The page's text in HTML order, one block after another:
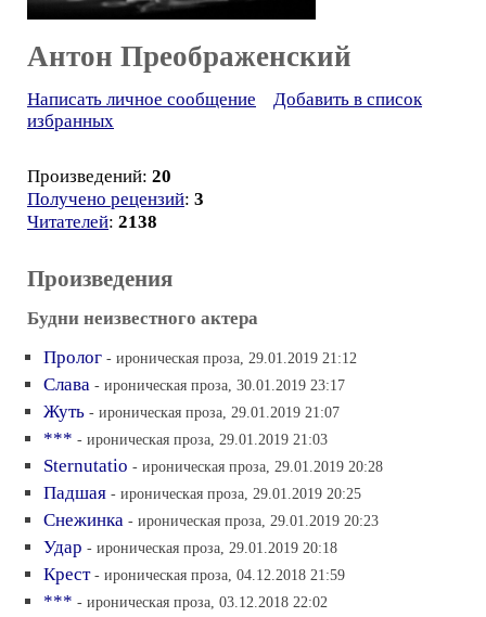
Антон Преображенский
Написать личное сообщение
Добавить в список
избранных
Произведений: 20
Получено рецензий: 3
Читателей: 2138
Произведения
Будни неизвестного актера
Пролог - ироническая проза, 29.01.2019 21:12
Слава - ироническая проза, 30.01.2019 23:17
Жуть - ироническая проза, 29.01.2019 21:07
*** - ироническая проза, 29.01.2019 21:03
Sternutatio - ироническая проза, 29.01.2019 20:28
Падшая - ироническая проза, 29.01.2019 20:25
Снежинка - ироническая проза, 29.01.2019 20:23
Удар - ироническая проза, 29.01.2019 20:18
Крест - ироническая проза, 04.12.2018 21:59
*** - ироническая проза, 03.12.2018 22:02